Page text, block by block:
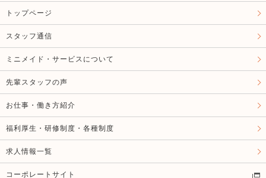
トップページ
スタッフ通信
ミニメイド・サービスについて
先輩スタッフの声
お仕事・働き方紹介
福利厚生・研修制度・各種制度
求人情報一覧
コーポレートサイト